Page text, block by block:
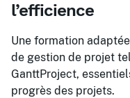
l’efficience
Une formation
de gestion de projet
GanttProject,
progrès des projets.